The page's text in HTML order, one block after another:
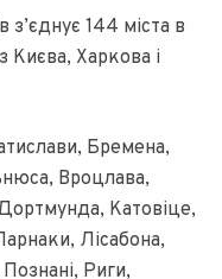
144 міста в
Києва, Харкова і
Бремена,
Вроцлава,
Катовіце,
Лісабона,
Риги,